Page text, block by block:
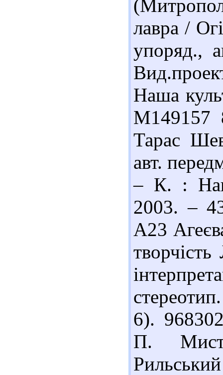
лавра /
упоряд.,
Наша
М149157
Тарас
авт.
– К. :
2003. –
А23
6).
П.